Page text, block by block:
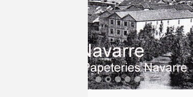
1 2 3 4 5 6